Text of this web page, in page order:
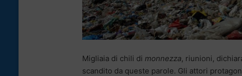
Migliaia di chili di monnezza, riunioni,
scandito da queste parole. Gli attori